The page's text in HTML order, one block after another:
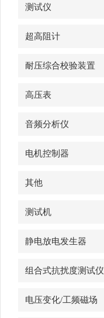
测试仪
超高阻计
耐压综合校验装置
高压表
音频分析仪
电机控制器
其他
测试机
静电放电发生器
组合式抗扰度测试仪
电压变化/工频磁场